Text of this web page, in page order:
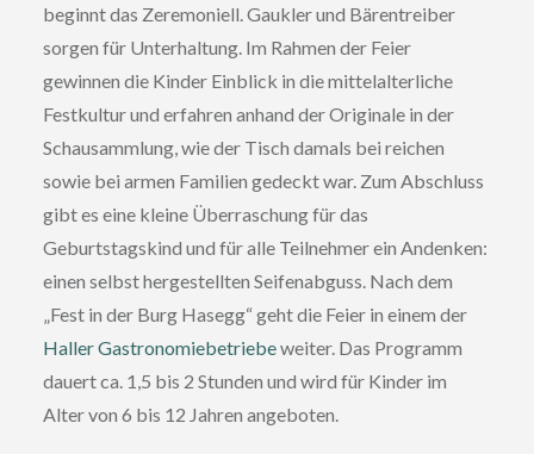
beginnt das Zeremoniell. Gaukler und Bärentreiber
sorgen für Unterhaltung. Im Rahmen der Feier
gewinnen die Kinder Einblick in die mittelalterliche
Festkultur und erfahren anhand der Originale in der
Schausammlung, wie der Tisch damals bei reichen
sowie bei armen Familien gedeckt war. Zum Abschluss
gibt es eine kleine Überraschung für das
Geburtstagskind und für alle Teilnehmer ein Andenken:
einen selbst hergestellten Seifenabguss. Nach dem
„Fest in der Burg Hasegg“ geht die Feier in einem der
Haller Gastronomiebetriebeweiter. Das Programm
dauert ca. 1,5 bis 2 Stunden und wird für Kinder im
Alter von 6 bis 12 Jahren angeboten.